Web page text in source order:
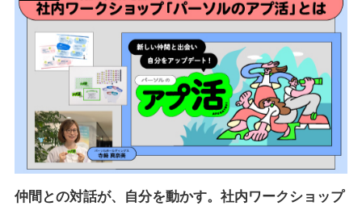
仲間との対話が、自分を動かす。社内ワークショップ